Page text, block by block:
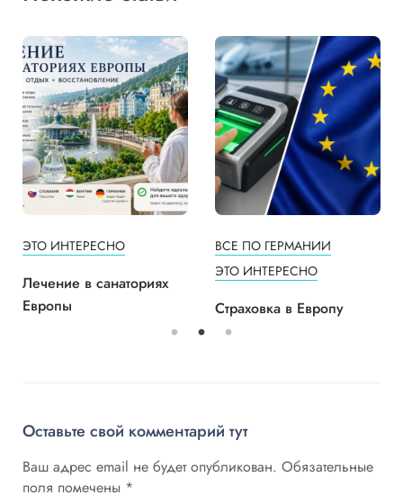
ЭТО ИНТЕРЕСНО
Лечение в санаториях
Европы
ВСЕ ПО ГЕРМАНИИ
ЭТО ИНТЕРЕСНО
Страховка в Европу
Оставьте свой комментарий тут
Ваш адрес email не будет опубликован. Обязательные
поля помечены *